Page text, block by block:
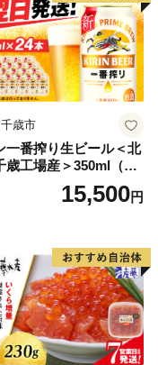
歳市
一番搾り生ビール＜北
歳工場産＞350ml（24
15,500円